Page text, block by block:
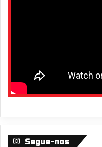
Segue-nos